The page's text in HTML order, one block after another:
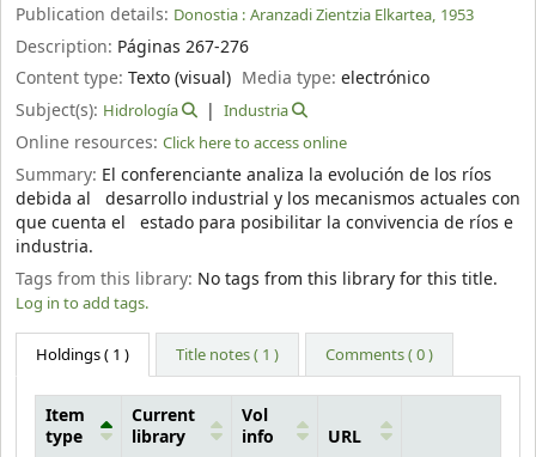
Publication details: Donostia : Aranzadi Zientzia Elkartea, 1953
Description: Páginas 267-276
Content type: Texto (visual) Media type:electrónico
Subject(s): Hidrología Industria
Online resources: Click here to access online
Summary: El conferenciante analiza la evolución de los ríos
debida al desarrollo industrial y los mecanismos actuales con
que cuenta el estado para posibilitar la convivencia de ríos e
industria.
Tags from this library: No tags from this library for this title.
Log in to add tags.
Holdings( 1 ) Title notes ( 1 ) Comments ( 0 )
Item
type
Current
library
Vol
info
URL